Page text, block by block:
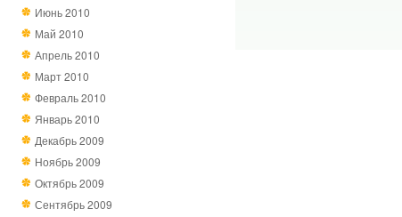
Июнь 2010
Май 2010
Апрель 2010
Март 2010
Февраль 2010
Январь 2010
Декабрь 2009
Ноябрь 2009
Октябрь 2009
Сентябрь 2009